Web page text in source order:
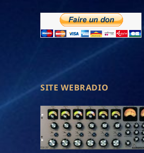
SITE WEBRADIO